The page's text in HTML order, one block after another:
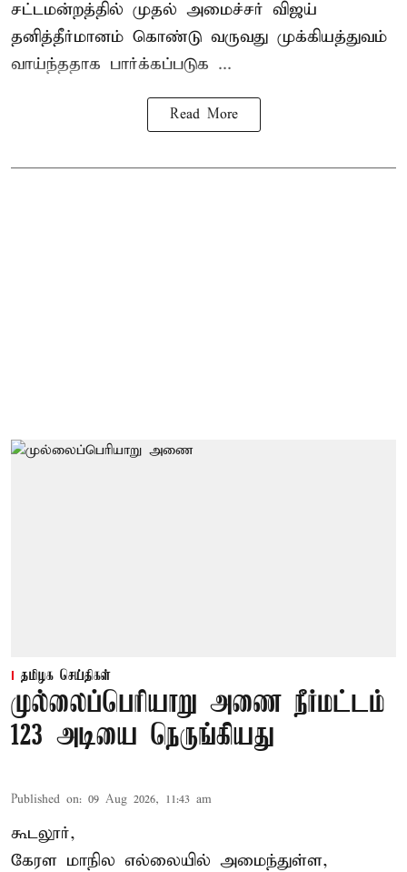
சட்டமன்றத்தில் முதல் அமைச்சர் விஜய்
தனித்தீர்மானம் கொண்டு வருவது முக்கியத்துவம்
வாய்ந்ததாக பார்க்கப்படுக ...
Read More
தமிழக செய்திகள்
முல்லைப்பெரியாறு அணை நீர்மட்டம்
123 அடியை நெருங்கியது
Published on: 09 Aug 2026, 11:43 am
கூடலூர்,
கேரள மாநில எல்லையில் அமைந்துள்ள,